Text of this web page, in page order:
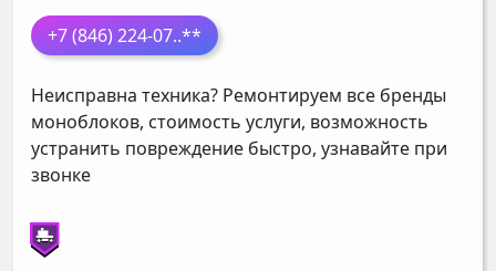
+7 (846) 224-07..**
Неисправна техника? Ремонтируем все бренды
моноблоков, стоимость услуги, возможность
устранить повреждение быстро, узнавайте при
звонке